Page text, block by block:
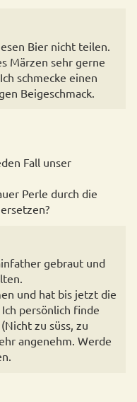
Bier nicht teilen.
Märzen sehr gerne
schmecke einen
Beigeschmack.
Fall unser
Perle durch die
doppelte Menge Saphir Dolden ersetzen?
gebraut und
und hat bis jetzt die
persönlich finde
zu süss, zu
angenehm. Werde